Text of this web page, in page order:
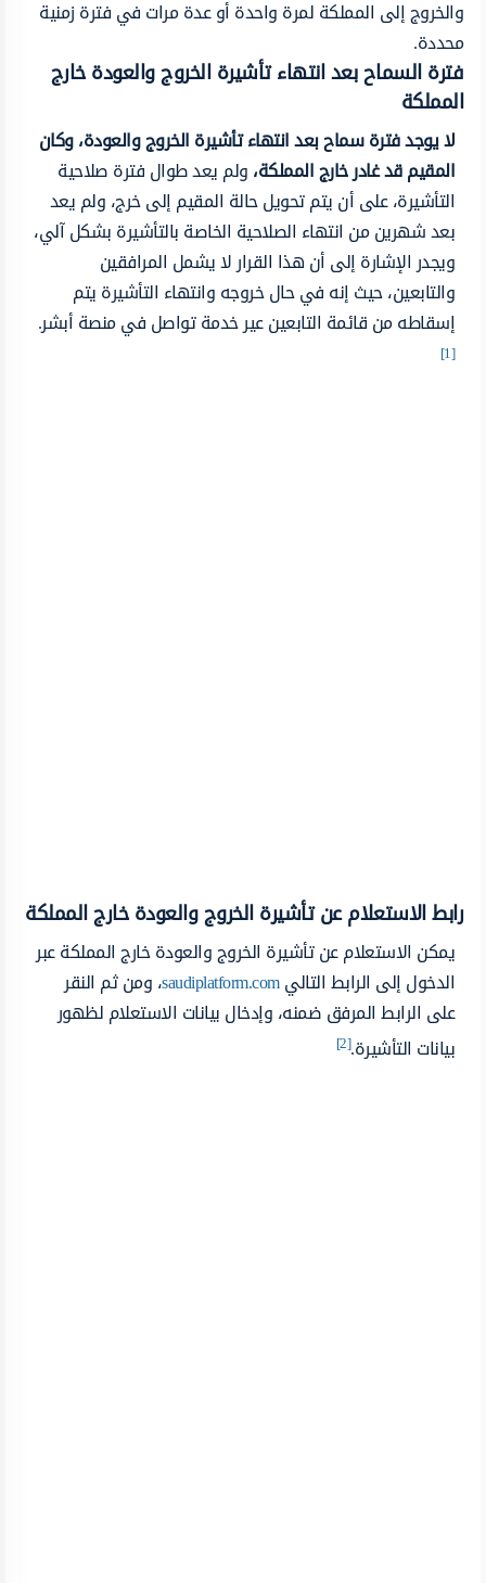
والخروج إلى المملكة لمرة واحدة أو عدة مرات في فترة زمنية
محددة.
فترة السماح بعد انتهاء تأشيرة الخروج والعودة خارج
المملكة
لا يوجد فترة سماح بعد انتهاء تأشيرة الخروج والعودة، وكان
المقيم قد غادر خارج المملكة،ولم يعد طوال فترة صلاحية
التأشيرة، على أن يتم تحويل حالة المقيم إلى خرج، ولم يعد
بعد شهرين من انتهاء الصلاحية الخاصة بالتأشيرة بشكل آلي،
ويجدر الإشارة إلى أن هذا القرار لا يشمل المرافقين
والتابعين، حيث إنه في حال خروجه وانتهاء التأشيرة يتم
إسقاطه من قائمة التابعين عير خدمة تواصل في منصة أبشر.
[1]
رابط الاستعلام عن تأشيرة الخروج والعودة خارج المملكة
يمكن الاستعلام عن تأشيرة الخروج والعودة خارج المملكة عبر
الدخول إلى الرابط التاليsaudiplatform.com، ومن ثم النقر
على الرابط المرفق ضمنه، وإدخال بيانات الاستعلام لظهور
بيانات التأشيرة.[2]